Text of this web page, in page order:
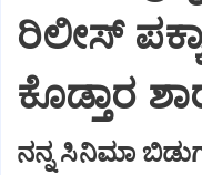
ರಿಲೀಸ್
ಕೊಡ್ತಾರ
ನನ್ನ ಸಿನಿಮಾ